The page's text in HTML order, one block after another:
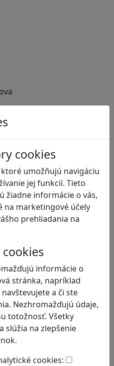
cookies
umožňujú navigáciu
jej funkcií. Tieto
žiadne informácie o vás,
na marketingové účely
prehliadania na
informácie o
stránka, napríklad
a či ste
Nezhromažďujú údaje,
totožnosť. Všetky
slúžia na zlepšenie
cookies: